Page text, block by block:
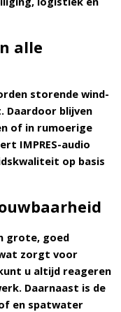
alle
storende wind-
Daardoor blijven
of in rumoerige
IMPRES-audio
op basis
grote, goed
zorgt voor
u altijd reageren
Daarnaast is de
en spatwater